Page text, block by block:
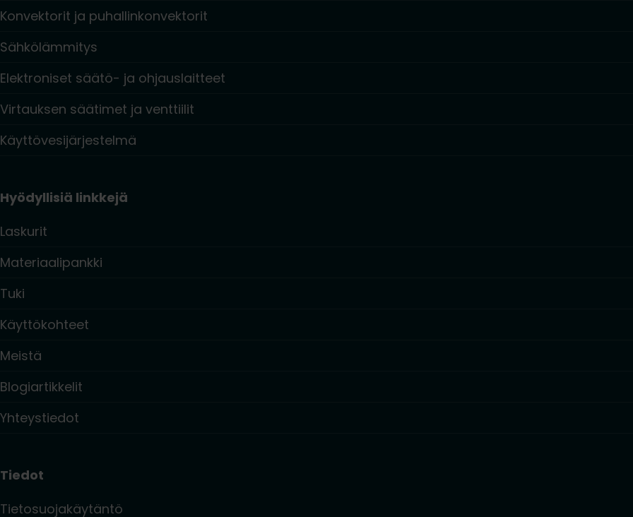
Konvektorit ja puhallinkonvektorit
Sähkölämmitys
Elektroniset säätö- ja ohjauslaitteet
Virtauksen säätimet ja venttiilit
Käyttövesijärjestelmä
Hyödyllisiä linkkejä
Laskurit
Materiaalipankki
Tuki
Käyttökohteet
Meistä
Blogiartikkelit
Yhteystiedot
Tiedot
Tietosuojakäytäntö